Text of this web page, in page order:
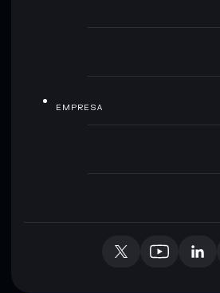
EMPRESA